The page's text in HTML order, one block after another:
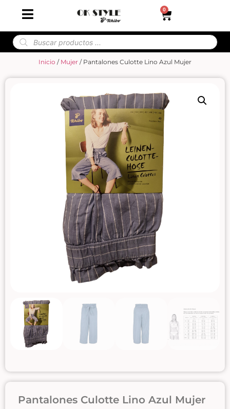
0
Inicio / Mujer / Pantalones Culotte Lino Azul Mujer
Pantalones Culotte Lino Azul Mujer